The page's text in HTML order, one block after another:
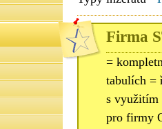
Firma
=
tabulích =
s využitím
pro firmy